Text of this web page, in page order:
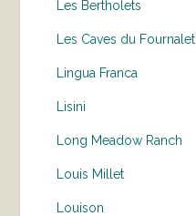
Les Bertholets
Les Caves du Fournalet
Lingua Franca
Lisini
Long Meadow Ranch
Louis Millet
Louison